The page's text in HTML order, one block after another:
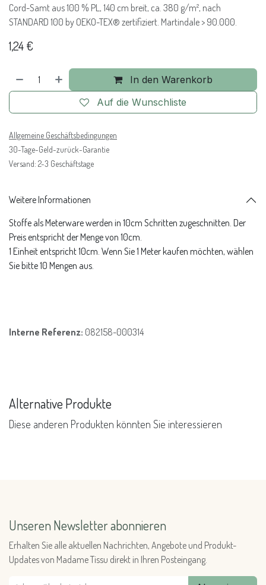
Cord-Samt aus 100 % PL, 140 cm breit, ca. 380 g/m², nach
STANDARD 100 by OEKO-TEX® zertifiziert. Martindale > 90.000.
1,24€
In den Warenkorb
Auf die Wunschliste
Allgemeine Geschäftsbedingungen
30-Tage-Geld-zurück-Garantie
Versand: 2-3 Geschäftstage
Weitere Informationen
Stoffe als Meterware werden in 10cm Schritten zugeschnitten. Der
Preis entspricht der Menge von 10cm.
1 Einheit entspricht 10cm. Wenn Sie 1 Meter kaufen möchten, wählen
Sie bitte 10 Mengen aus.
Interne Referenz: 082158-000314
Alternative Produkte
Diese anderen Produkten könnten Sie interessieren
Unseren Newsletter abonnieren
Erhalten Sie alle aktuellen Nachrichten, Angebote und Produkt-
Updates von Madame Tissu direkt in Ihren Posteingang.